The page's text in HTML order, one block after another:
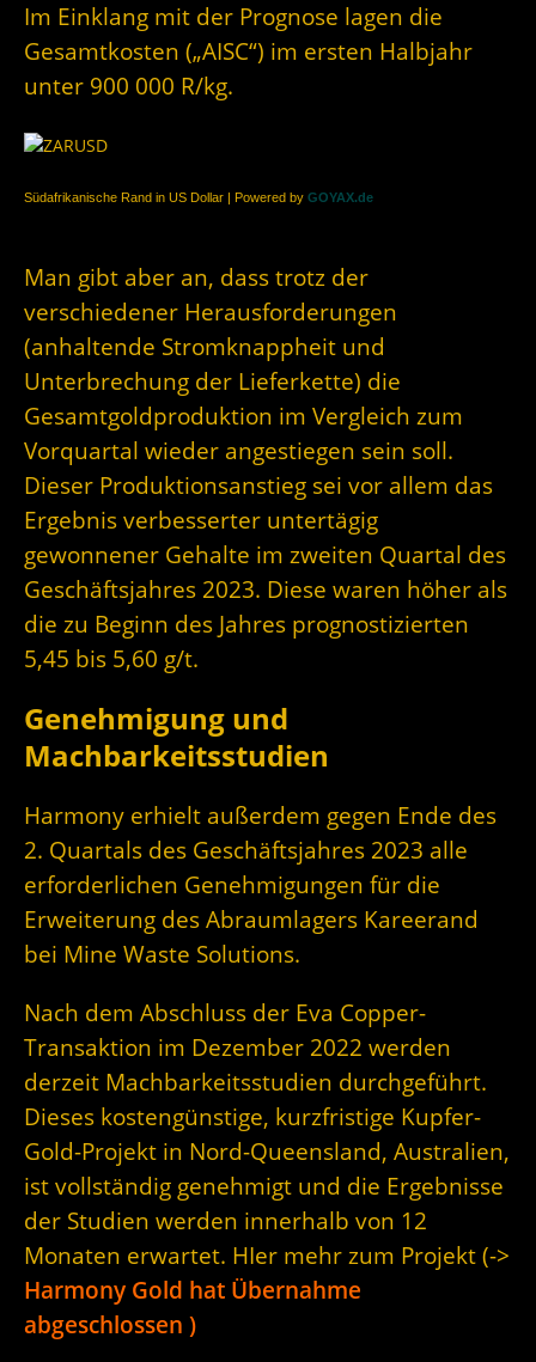
Im Einklang mit der Prognose lagen die
Gesamtkosten („AISC“) im ersten Halbjahr
unter 900 000 R/kg.
Südafrikanische Rand in US Dollar | Powered by GOYAX.de
Man gibt aber an, dass trotz der
verschiedener Herausforderungen
(anhaltende Stromknappheit und
Unterbrechung der Lieferkette) die
Gesamtgoldproduktion im Vergleich zum
Vorquartal wieder angestiegen sein soll.
Dieser Produktionsanstieg sei vor allem das
Ergebnis verbesserter untertägig
gewonnener Gehalte im zweiten Quartal des
Geschäftsjahres 2023. Diese waren höher als
die zu Beginn des Jahres prognostizierten
5,45 bis 5,60 g/t.
Genehmigung und
Machbarkeitsstudien
Harmony erhielt außerdem gegen Ende des
2. Quartals des Geschäftsjahres 2023 alle
erforderlichen Genehmigungen für die
Erweiterung des Abraumlagers Kareerand
bei Mine Waste Solutions.
Nach dem Abschluss der Eva Copper-
Transaktion im Dezember 2022 werden
derzeit Machbarkeitsstudien durchgeführt.
Dieses kostengünstige, kurzfristige Kupfer-
Gold-Projekt in Nord-Queensland, Australien,
ist vollständig genehmigt und die Ergebnisse
der Studien werden innerhalb von 12
Monaten erwartet. HIer mehr zum Projekt (->
Harmony Gold hat Übernahme
abgeschlossen )